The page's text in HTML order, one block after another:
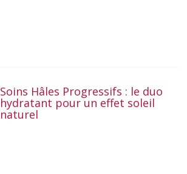
Soins Hâles Progressifs : le duo
hydratant pour un effet soleil
naturel